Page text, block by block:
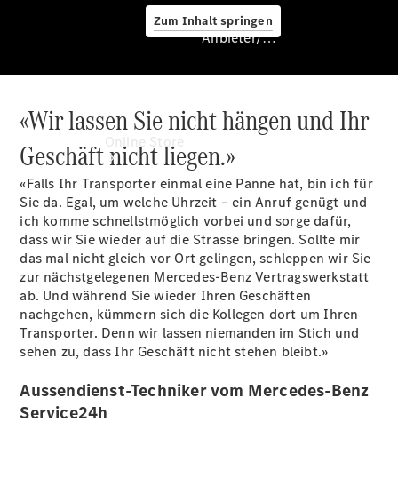
Zum Inhalt springen
Anbieter/Datenschutz
Online Store
Occasionsfahrzeuge
Fahrzeugzubehör
Digitale
Anbieter/Datenschutz
«Wir lassen Sie nicht hängen und Ihr
Geschäft nicht liegen.»
«Falls Ihr Transporter einmal eine Panne hat, bin ich für
Sie da. Egal, um welche Uhrzeit – ein Anruf genügt und
ich komme schnellstmöglich vorbei und sorge dafür,
dass wir Sie wieder auf die Strasse bringen. Sollte mir
das mal nicht gleich vor Ort gelingen, schleppen wir Sie
zur nächstgelegenen Mercedes-Benz Vertragswerkstatt
ab. Und während Sie wieder Ihren Geschäften
nachgehen, kümmern sich die Kollegen dort um Ihren
Transporter. Denn wir lassen niemanden im Stich und
sehen zu, dass Ihr Geschäft nicht stehen bleibt.»
Aussendienst-Techniker vom Mercedes-Benz
Service24h